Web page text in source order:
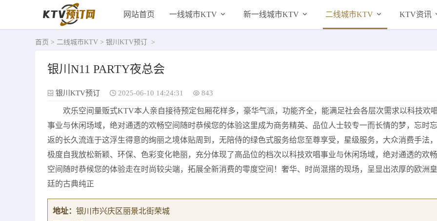
网站首页 一线城市KTV 新一线城市KTV 二线城市KTV KTV资讯
首页 > 二线城市KTV > 银川KTV预订 >
银川N11 PARTY夜总会
银川KTV预订 2025-06-10 14:24:31 843
欢乐空间量贩式KTV本人亲自接待预定包厢花样多，豪华气派，功能齐全，能满足社会各层次需求以科技欢
事业与休闲场域，绝对通透的欢畅空间随时恭候您的体验这里成为商务精英、品位人士较专一而长情的梦，忘时忘
返的长久流连于这浮生得意的绚丽之境体贴周到，无陪侍的绿色式服务给您至尊享受，星级服务，大众消费手法，
极度自我放松新颖、环保、色彩变化艳丽，充分体现了高品位的档次以科技欢唱事业与休闲场域，绝对通透的欢畅
空间随时恭候您的体验走在时尚较尖端，拓展全新消费的零度空间！奢华、时尚混搭的现场，呈显出浓厚的欧洲皇
廷的古典纯正
地址： 银川市兴庆区丽景北街荣城